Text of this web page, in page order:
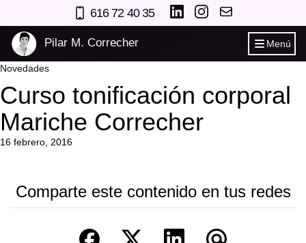
616 72 40 35
Pilar M. Correcher Menú
Novedades
Curso tonificación corporal
Mariche Correcher
16 febrero, 2016
Comparte este contenido en tus redes